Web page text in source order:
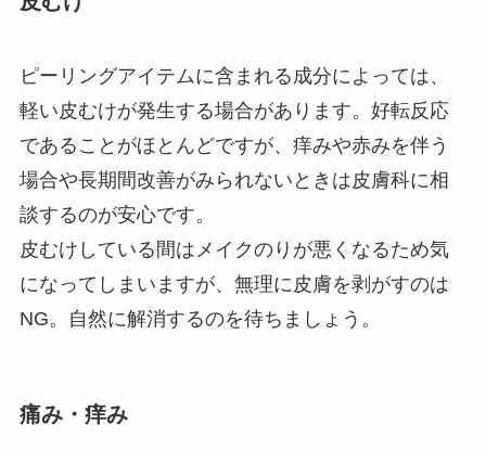
ピーリングアイテムに含まれる成分によっては、
軽い皮むけが発生する場合があります。好転反応
であることがほとんどですが、痒みや赤みを伴う
場合や長期間改善がみられないときは皮膚科に相
談するのが安心です。
皮むけしている間はメイクのりが悪くなるため気
になってしまいますが、無理に皮膚を剥がすのは
NG。自然に解消するのを待ちましょう。
痛み・痒み